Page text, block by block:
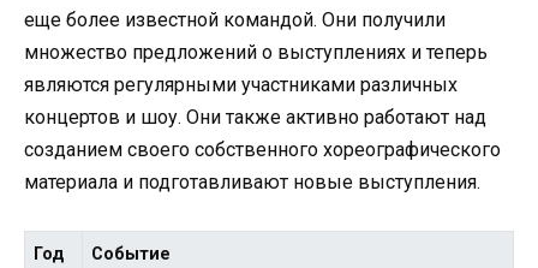
еще более известной командой. Они получили
множество предложений о выступлениях и теперь
являются регулярными участниками различных
концертов и шоу. Они также активно работают над
созданием своего собственного хореографического
материала и подготавливают новые выступления.
Год Событие